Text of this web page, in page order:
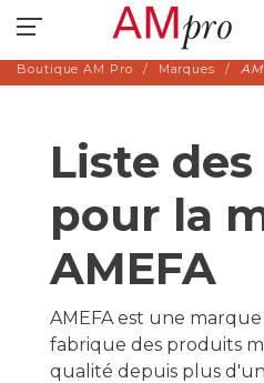
Boutique AM Pro Marques
Liste
pour la
AMEFA
AMEFA est une
fabrique des produits
qualité depuis plus